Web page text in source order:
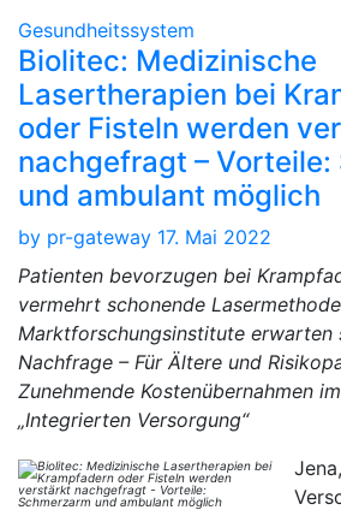
Gesundheitssystem
Biolitec: Medizinische
Lasertherapien bei
oder Fisteln werden
nachgefragt – Vorteile:
und ambulant möglich
by pr-gateway 17. Mai 2022
Patienten bevorzugen bei
vermehrt schonende
Marktforschungsinstitute erwarten
Nachfrage – Für Ältere und
Zunehmende Kostenübernahmen
„Integrierten Versorgung“